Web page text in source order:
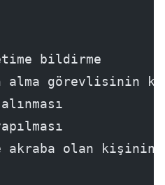
bildirme
alma görevlisinin
olan kişinin